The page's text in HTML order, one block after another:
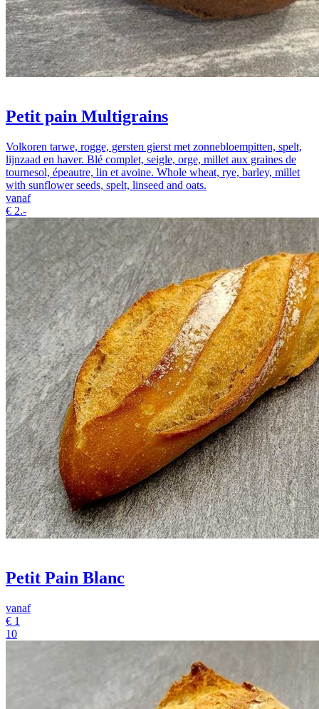
Petit pain Multigrains
Volkoren tarwe, rogge, gersten gierst met zonnebloempitten, spelt,
lijnzaad en haver. Blé complet, seigle, orge, millet aux graines de
tournesol, épeautre, lin et avoine. Whole wheat, rye, barley, millet
with sunflower seeds, spelt, linseed and oats.
vanaf
€ 2.-
Petit Pain Blanc
vanaf
€ 1
10